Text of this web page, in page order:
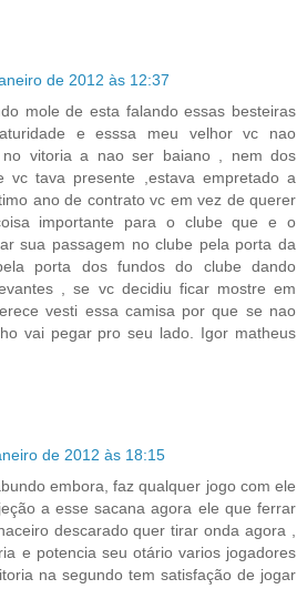
de 2012 às 12:37
mole de esta falando essas besteiras
e esssa meu velhor vc nao
no vitoria a nao ser baiano , nem dos
vc tava presente ,estava empretado a
ano de contrato vc em vez de querer
importante para o clube que e o
sua passagem no clube pela porta da
porta dos fundos do clube dando
, se vc decidiu ficar mostre em
vesti essa camisa por que se nao
vai pegar pro seu lado. Igor matheus
de 2012 às 18:15
embora, faz qualquer jogo com ele
a esse sacana agora ele que ferrar
descarado quer tirar onda agora ,
e potencia seu otário varios jogadores
na segundo tem satisfação de jogar